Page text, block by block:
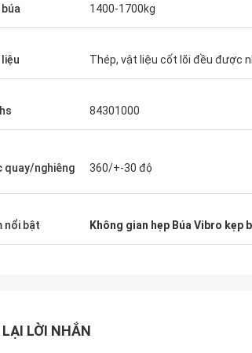
1400-1700kg
Thép, vật liệu cốt lõi đều được
84301000
quay/nghiêng 360/+-30 độ
nổi bật Không gian hẹp Búa Vibro kẹp
LỜI NHẮN